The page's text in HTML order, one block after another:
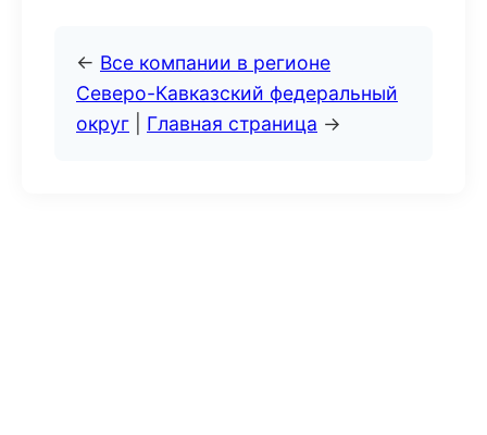
← Все компании в регионе
Северо-Кавказский федеральный
округ
Главная страница →